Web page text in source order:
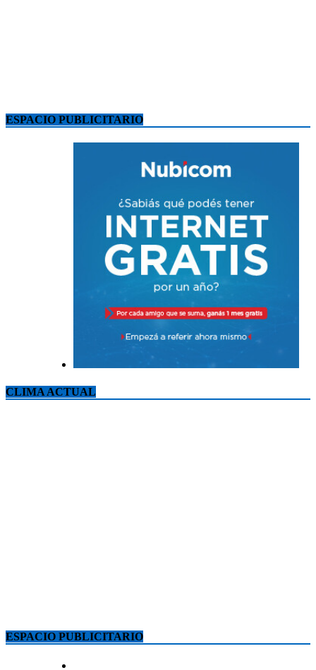
ESPACIO PUBLICITARIO
CLIMA ACTUAL
ESPACIO PUBLICITARIO